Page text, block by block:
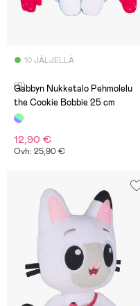
10 JÄLJELLÄ
(0)
Gabbyn Nukketalo Pehmolelu
the Cookie Bobbie 25 cm
12,90 €
Ovh: 25,90 €